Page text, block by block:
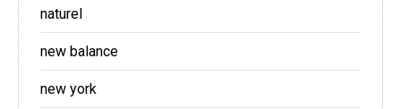
naturel
new balance
new york